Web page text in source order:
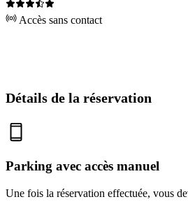
Accès sans contact
Détails de la réservation
Parking avec accès manuel
Une fois la réservation effectuée, vous